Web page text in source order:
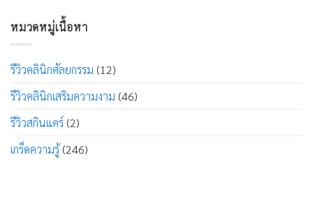
หมวดหมู่เนื้อหา
รีวิวคลินิกศัลยกรรม (12)
รีวิวคลินิกเสริมความงาม (46)
รีวิวสกินแคร์ (2)
เกร็ดความรู้(246)